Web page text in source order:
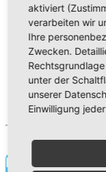
Bildung für
aktiviert
verarbeiten wir
Ihre
Zwecken.
unter der
unserer
Einwilligung